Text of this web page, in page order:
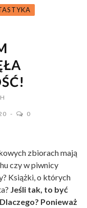
0
zbiorach mają
czy w piwnicy
Książki, o których
Jeśli tak, to być
Ponieważ